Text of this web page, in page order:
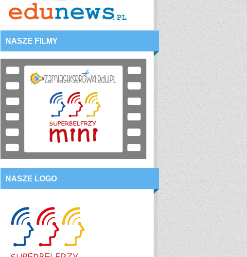
NASZE FILMY
NASZE LOGO